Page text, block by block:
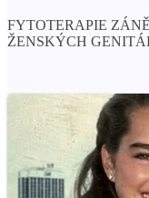
FYTOTERAPIE
ŽENSKÝCH